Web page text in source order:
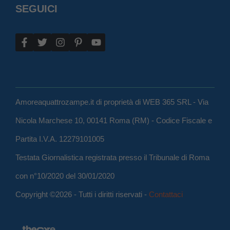
SEGUICI
Amoreaquattrozampe.it di proprietà di WEB 365 SRL - Via
Nicola Marchese 10, 00141 Roma (RM) - Codice Fiscale e
Partita I.V.A. 12279101005
Testata Giornalistica registrata presso il Tribunale di Roma
con n°10/2020 del 30/01/2020
Copyright ©2026 - Tutti i diritti riservati - Contattaci